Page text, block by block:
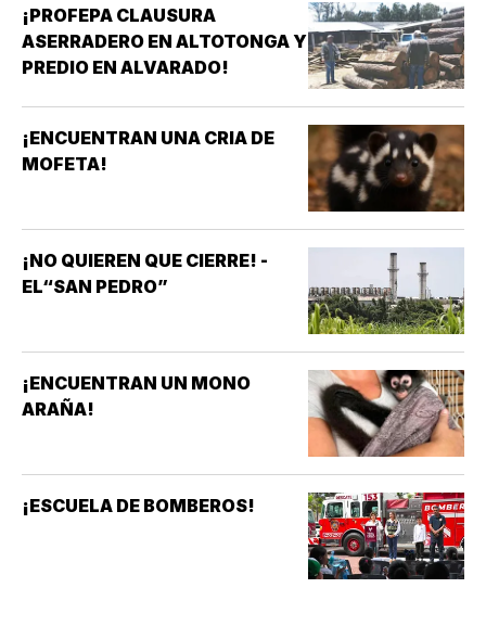
¡PROFEPA CLAUSURA
ASERRADERO EN ALTOTONGA Y
PREDIO EN ALVARADO!
¡ENCUENTRAN UNA CRIA DE
MOFETA!
¡NO QUIEREN QUE CIERRE! -
EL“SAN PEDRO”
¡ENCUENTRAN UN MONO
ARAÑA!
¡ESCUELA DE BOMBEROS!